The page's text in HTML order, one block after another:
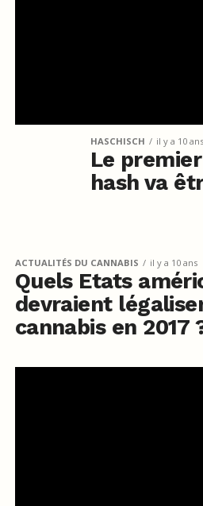
HASCHISCH il y a 10 ans
Le
hash va
ACTUALITÉS DU CANNABIS il y a 10 ans
Quels Etats
devraient
cannabis en 2017